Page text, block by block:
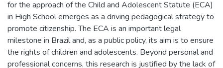
for the approach of the Child and Adolescent Statute (ECA)
in High School emerges as a driving pedagogical strategy to
promote citizenship. The ECA is an important legal
milestone in Brazil and, as a public policy, its aim is to ensure
the rights of children and adolescents. Beyond personal and
professional concerns, this research is justified by the lack of